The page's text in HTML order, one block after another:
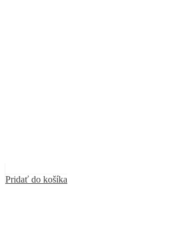
Pridať do košíka